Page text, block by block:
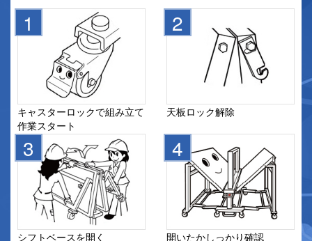
キャスターロックで組み立て
作業スタート
天板ロック解除
シフトベースを開く 開いたかしっかり確認